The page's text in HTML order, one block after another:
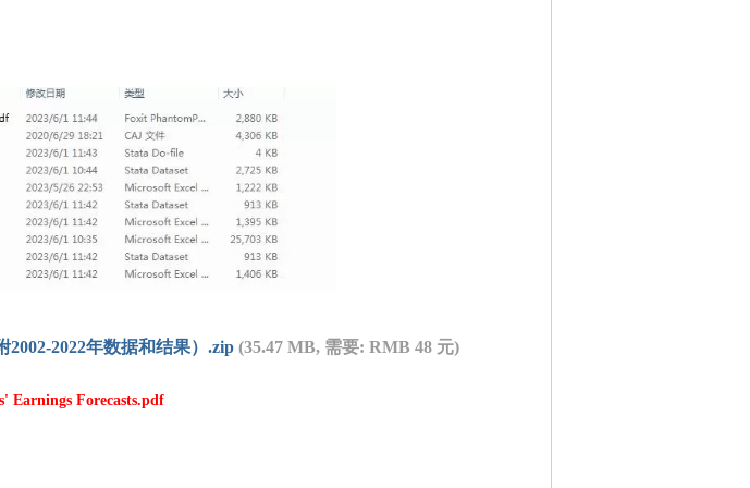
2002-2022年数据和结果）.zip (35.47 MB, 需要: RMB 48 元)
Earnings Forecasts.pdf